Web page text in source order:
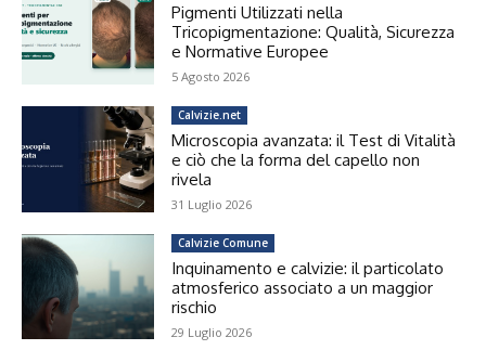
Pigmenti Utilizzati nella
Tricopigmentazione: Qualità, Sicurezza
e Normative Europee
5 Agosto 2026
Calvizie.net
Microscopia avanzata: il Test di Vitalità
e ciò che la forma del capello non
rivela
31 Luglio 2026
Calvizie Comune
Inquinamento e calvizie: il particolato
atmosferico associato a un maggior
rischio
29 Luglio 2026